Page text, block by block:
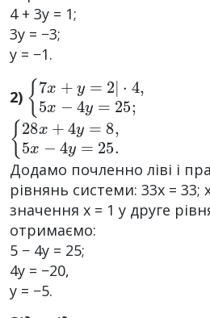
4 + 3y = 1;
3y = −3;
y = −1.
2) {7x+ y=2 |
4,5x−4y =25
{28x+4y=8,5 x−
Додамо почленно ліві і
рівнянь системи: 33x = 33;
значення x = 1 у друге
отримаємо:
5 − 4y = 25;
4y = −20,
y = −5.